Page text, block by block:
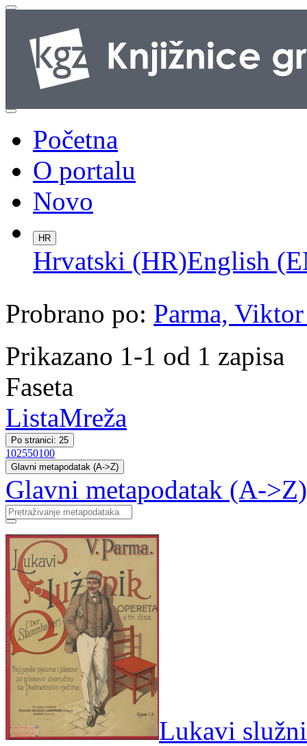
Početna
O portalu
Novo
HR
Hrvatski (HR)English
Probrano po: Parma,
Prikazano 1-1 od 1 zapisa
Faseta
ListaMreža
Po stranici: 25
102550100
Glavni metapodatak (A->Z)
Glavni metapodatak (A->Z)
Lukavi